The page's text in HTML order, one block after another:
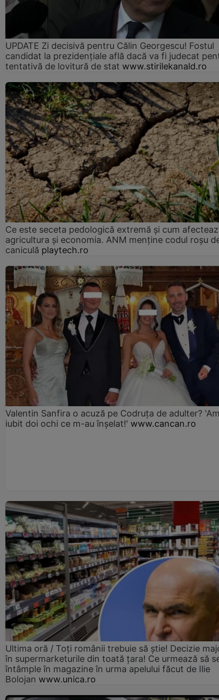
UPDATE Zi decisivă pentru Călin Georgescu! Fostul
candidat la prezidențiale află dacă va fi judecat
tentativă de lovitură de stat www.stirilekanald.ro
Ce este seceta pedologică extremă și cum
agricultura și economia. ANM menține codul roșu
caniculă playtech.ro
Valentin Sanfira o acuză pe Codruța de adulter?
iubit doi ochi ce m-au înșelat!' www.cancan.ro
Ultima oră / Toți românii trebuie să știe! Decizie
în supermarketurile din toată țara! Ce urmează să
întâmple în magazine în urma apelului făcut de Ilie
Bolojan www.unica.ro